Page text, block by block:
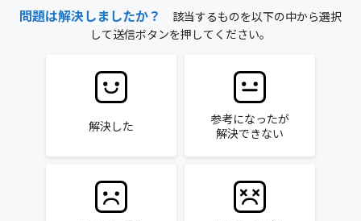
問題は解決しましたか？
該当するものを以下の中から選択
して送信ボタンを押してください。
解決した
参考になったが
解決できない